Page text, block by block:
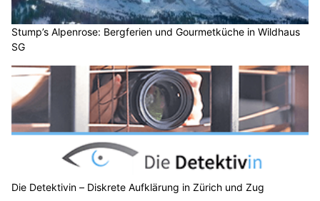
Die Luftmasse im Alpenraum bleibt heute und in den
kommenden Tagen labil geschichtet, und die Gewitterneigung
ist insbesondere entlang der Alpen erhöht. Mit einer
sukzessive heissere Luft zu unserem Land.
Weiterlesen
Die Detektivin – Diskrete Aufklärung in Zürich und Zug